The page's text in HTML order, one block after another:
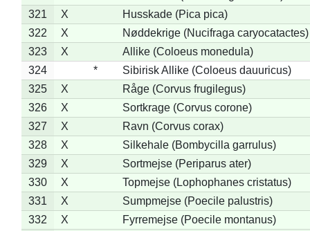
321
X
Husskade (Pica pica)
322
X
Nøddekrige (Nucifraga caryocatactes)
323
X
Allike (Coloeus monedula)
324
*
Sibirisk Allike (Coloeus dauuricus)
325
X
Råge (Corvus frugilegus)
326
X
Sortkrage (Corvus corone)
327
X
Ravn (Corvus corax)
328
X
Silkehale (Bombycilla garrulus)
329
X
Sortmejse (Periparus ater)
330
X
Topmejse (Lophophanes cristatus)
331
X
Sumpmejse (Poecile palustris)
332
X
Fyrremejse (Poecile montanus)